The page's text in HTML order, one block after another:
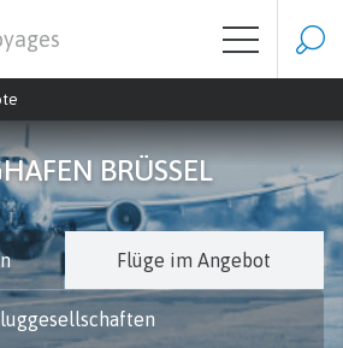
BRÜSSEL
Flüge im Angebot